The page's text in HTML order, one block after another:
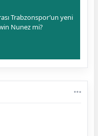
Trabzonspor’un yeni
Nunez mi?